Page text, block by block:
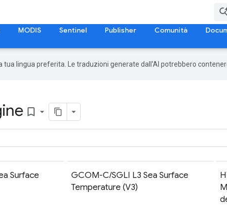
MODIS Sentinel Publisher Comunità
lingua preferita. Le traduzioni generate dall'AI potrebbero
bookmark_border
Surface
GCOM-C/SGLI L3 Sea Surface
Temperature (V3)